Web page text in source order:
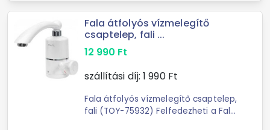
Fala átfolyós vízmelegítő
csaptelep, fali ...
12 990 Ft
szállítási díj: 1 990Ft
Fala átfolyós vízmelegítő csaptelep,
fali (TOY-75932) Felfedezheti a Fala